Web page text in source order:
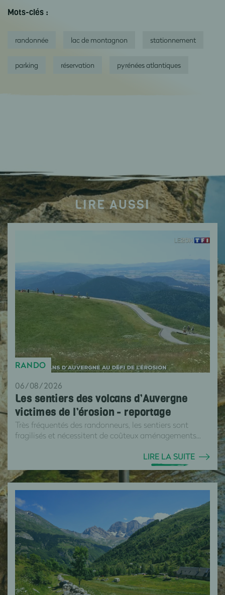
Mots-clés :
randonnée lac de montagnon stationnement
parking réservation pyrénées atlantiques
LIRE AUSSI
RANDO
06/08/2026
Les sentiers des volcans d’Auvergne
victimes de l’érosion - reportage
Très fréquentés des randonneurs, les sentiers sont
fragilisés et nécessitent de coûteux aménagements...
LIRE LA SUITE